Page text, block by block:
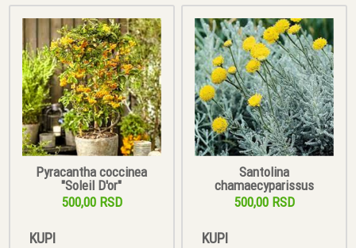
Pyracantha coccinea
"Soleil D'or"
500,00 RSD
KUPI
Santolina
chamaecyparissus
500,00 RSD
KUPI